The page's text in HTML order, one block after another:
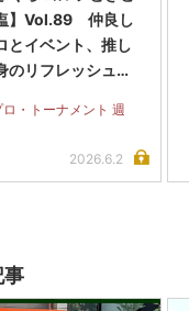
】Vol.89 仲良し
とイベント、推し
のリフレッシュで
ロ・トーナメント 週
2026.6.2
事